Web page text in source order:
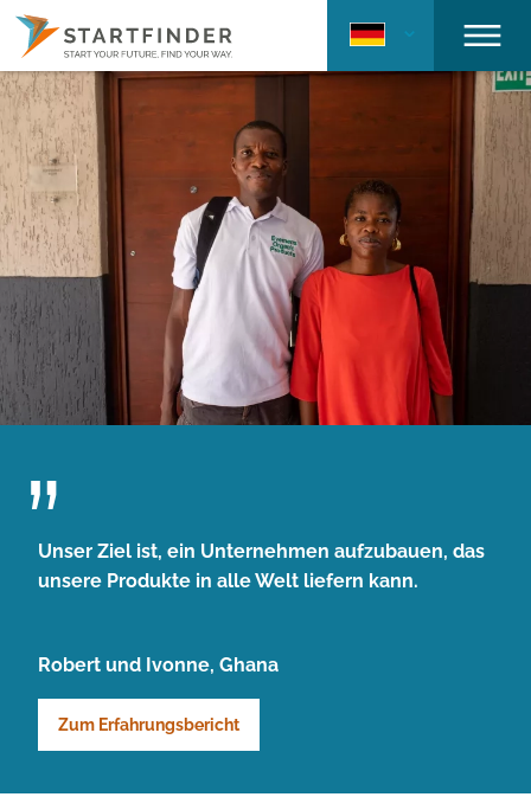
Unser Ziel ist, ein Unternehmen aufzubauen, das
unsere Produkte in alle Welt liefern kann.
Robert und Ivonne, Ghana
Zum Erfahrungsbericht